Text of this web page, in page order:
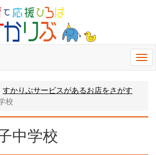
すかりぶサービスがあるお店をさがす
校
中学校